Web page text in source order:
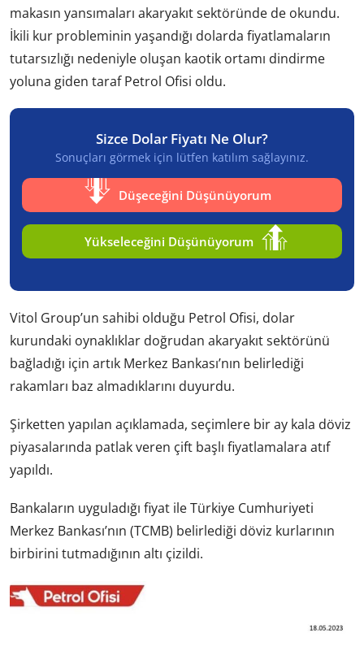
makasın yansımaları akaryakıt sektöründe de okundu.
İkili kur probleminin yaşandığı dolarda fiyatlamaların
tutarsızlığı nedeniyle oluşan kaotik ortamı dindirme
yoluna giden taraf Petrol Ofisi oldu.
Sizce Dolar Fiyatı Ne Olur?
Sonuçları görmek için lütfen katılım sağlayınız.
Düşeceğini Düşünüyorum
Yükseleceğini Düşünüyorum
Vitol Group’un sahibi olduğu Petrol Ofisi, dolar
kurundaki oynaklıklar doğrudan akaryakıt sektörünü
bağladığı için artık Merkez Bankası’nın belirlediği
rakamları baz almadıklarını duyurdu.
Şirketten yapılan açıklamada, seçimlere bir ay kala döviz
piyasalarında patlak veren çift başlı fiyatlamalara atıf
yapıldı.
Bankaların uyguladığı fiyat ile Türkiye Cumhuriyeti
Merkez Bankası’nın (TCMB) belirlediği döviz kurlarının
birbirini tutmadığının altı çizildi.